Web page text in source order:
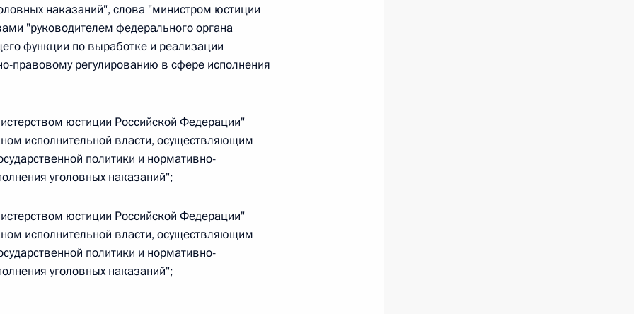
г. № 252-ФЗ
водного транспорта Российской Федерации и статью 1
измерений»
г. № 250-ФЗ
Федерации об административных правонарушениях
г. № 266-ФЗ
наказаний", слова "министром юстиции
"руководителем федерального органа
функции по выработке и реализации
правовому регулированию в сфере исполнения
юстиции Российской Федерации"
исполнительной власти, осуществляющим
политики и нормативно-
уголовных наказаний";
юстиции Российской Федерации"
исполнительной власти, осуществляющим
политики и нормативно-
уголовных наказаний";